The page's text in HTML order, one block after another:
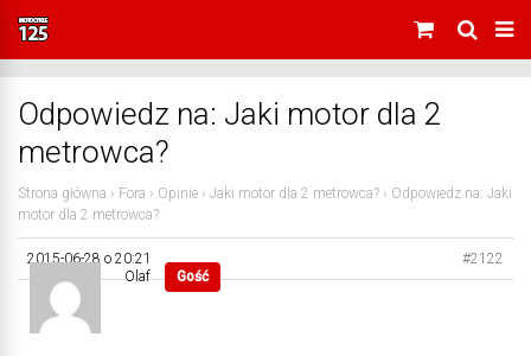
Odpowiedz na: Jaki motor dla 2
metrowca?
Strona główna › Fora › Opinie › Jaki motor dla 2 metrowca? › Odpowiedz na: Jaki
motor dla 2 metrowca?
2015-06-28 o 20:21
#2122
Olaf
Gość